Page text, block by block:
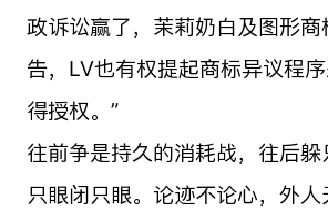
政诉讼赢了，茉莉奶白及图形商
告，LV也有权提起商标异议程
得授权。”
往前争是持久的消耗战，往后
只眼闭只眼。论迹不论心，外